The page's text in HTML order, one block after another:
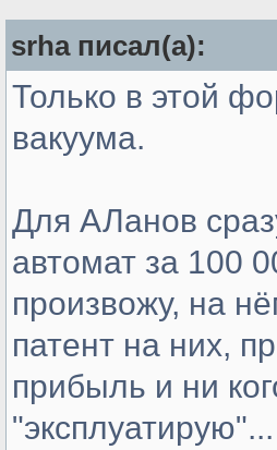
srha писал(а):
Только в этой
вакуума.
Для АЛанов
автомат за 100
произвожу, на
патент на них,
прибыль и ни